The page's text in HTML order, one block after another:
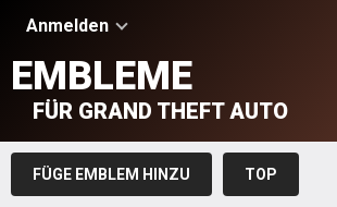
Anmelden
EMBLEME
FÜR GRAND THEFT AUTO
FÜGE EMBLEM HINZU TOP